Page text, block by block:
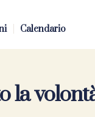
Calendario
la